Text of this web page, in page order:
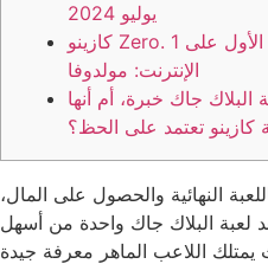
يوليو 2024
كازينو Zero. 1 المصنف الأول على
الإنترنت: مولدوفا
جاك خبرة، أم أنها
كازينو تعتمد على الحظ؟
النهائية والحصول على المال،
لعبة البلاك جاك واحدة من أسهل
يمتلك اللاعب الماهر معرفة جيدة